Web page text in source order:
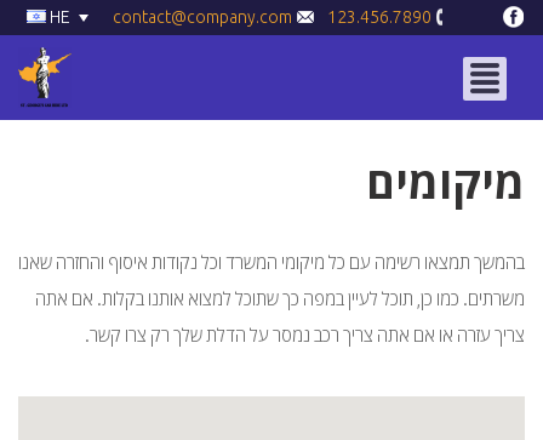
HE
מיקומים
בהמשך תמצאו רשימה עם כל מיקומי המשרד וכל נקודות איסוף והחזרה שאנו
משרתים. כמו כן, תוכל לעיין במפה כך שתוכל למצוא אותנו בקלות. אם אתה
צריך עזרה או אם אתה צריך רכב נמסר על הדלת שלך רק צרו קשר.